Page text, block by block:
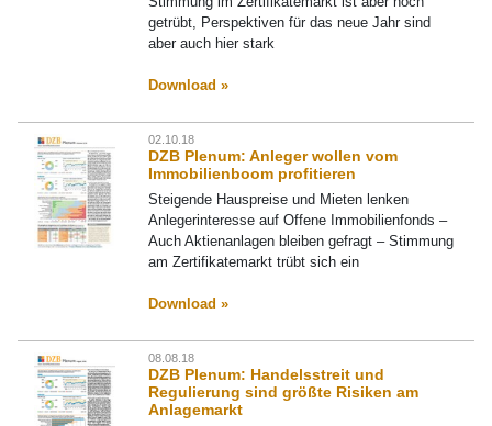
getrübt, Perspektiven für das neue Jahr sind
aber auch hier stark
Download »
02.10.18
DZB Plenum: Anleger wollen vom
Immobilienboom profitieren
Steigende Hauspreise und Mieten lenken
Anlegerinteresse auf Offene Immobilienfonds –
Auch Aktienanlagen bleiben gefragt – Stimmung
am Zertifikatemarkt trübt sich ein
Download »
08.08.18
DZB Plenum: Handelsstreit und
Regulierung sind größte Risiken am
Anlagemarkt